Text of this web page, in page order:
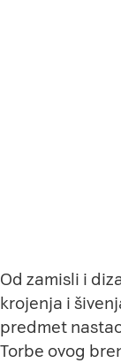
Od zamisli i
krojenja i
predmet
Torbe ovog